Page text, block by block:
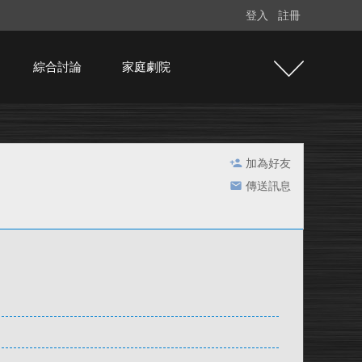
登入 註冊
綜合討論 家庭劇院
加為好友
傳送訊息